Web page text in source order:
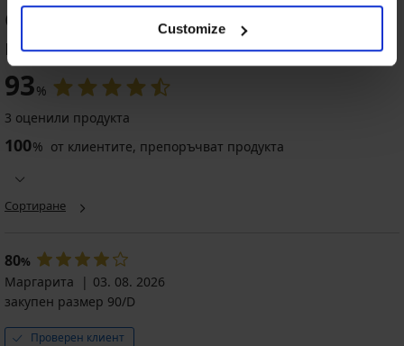
Customize
Сутиен
61,99
€
(121,24
Bellinda
Bra
20,99
€
(41,05
лв.)
Jeanne
(125,15
лв.)
ОЦЕНКА НА ПРОДУКТ Сутиен Tara
неподплатен без банели
93%
3 оценили продукта
100% от клиентите, препоръчват продукта
Сортиране
80%
Маргарита
03. 08. 2026
закупен размер 90/D
Проверен клиент